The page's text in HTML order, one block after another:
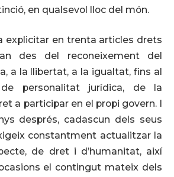
en qualsevol lloc del món.
explicitar en trenta articles drets
des del reconeixement del
a la llibertat, a la igualtat, fins al
de personalitat jurídica, de la
a participar en el propi govern. I
després, cadascun dels seus
constantment actualitzar la
de dret i d’humanitat, així
el contingut mateix dels